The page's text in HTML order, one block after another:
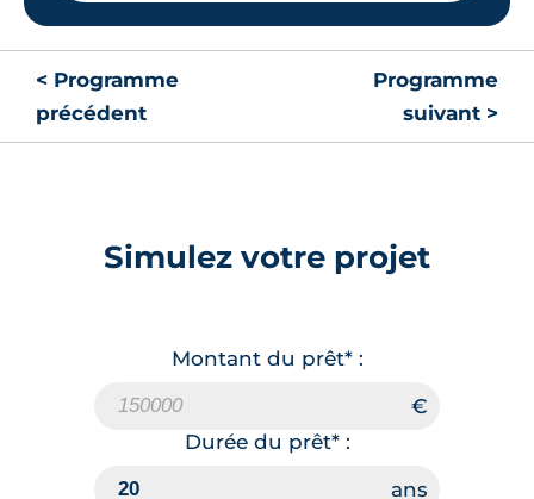
< Programme
précédent
Programme
suivant >
Simulez votre projet
Montant du prêt* :
Durée du prêt* :